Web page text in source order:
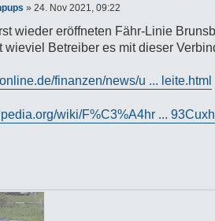
» 24. Nov 2021, 09:22
wieder eröffneten Fähr-Linie
wieviel Betreiber es mit dieser
finanzen/news/u ... leite.html
wiki/F%C3%A4hr ...